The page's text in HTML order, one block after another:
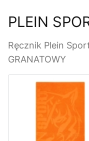
PLEIN
Ręcznik Plein
GRANATOWY